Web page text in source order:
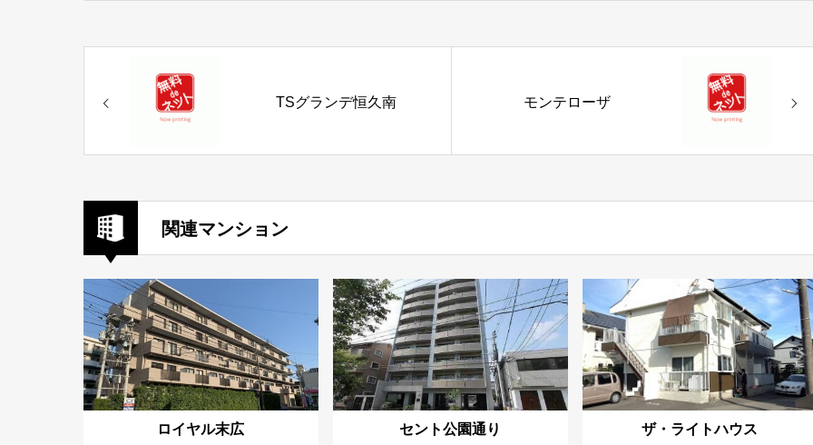
TSグランデ恒久南 モンテローザ
関連マンション
ロイヤル末広 セント公園通り ザ・ライトハウス